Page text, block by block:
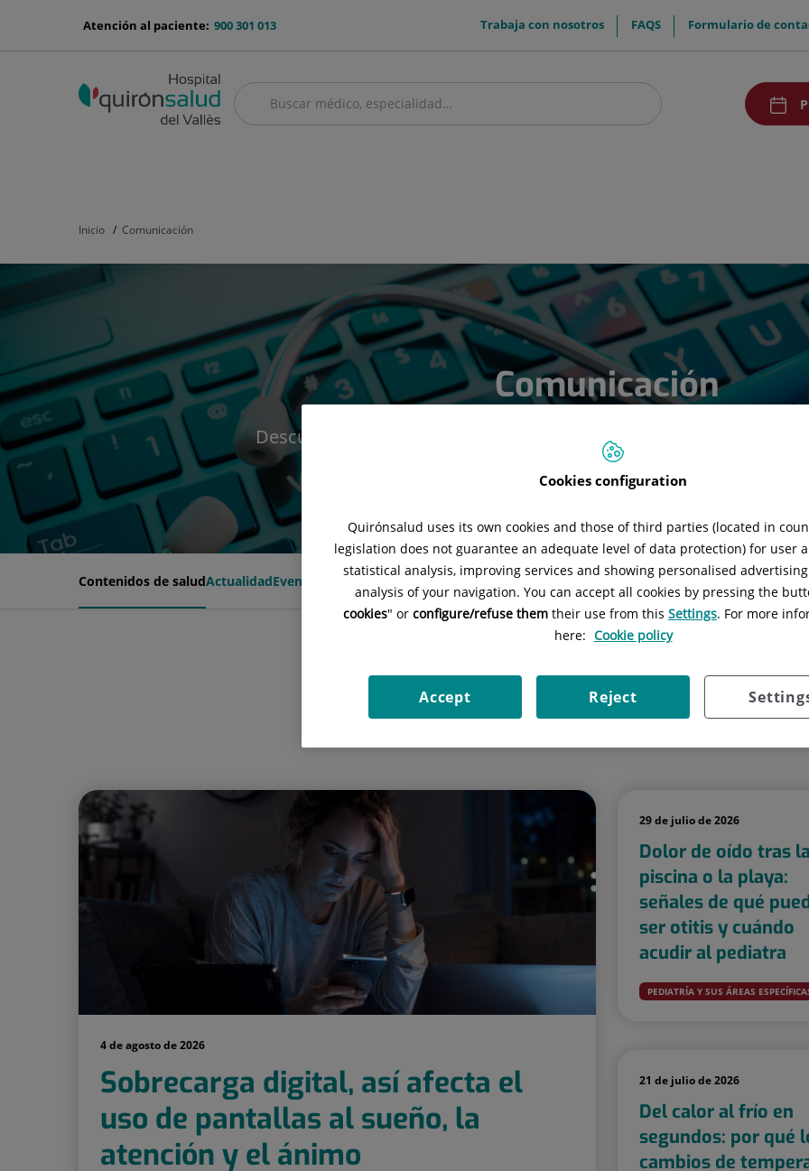
menu-
900 301 013
Atención al paciente: menuTop
Trabaja con nosotros FAQS Formulario de
BuscarBuscar
Inicio Comunicación
Comunicación
Descubre las últimas noticias médicas y consejos de bienestar
Contenidos de saludActualidadEventos
Contenidos de salud
4 de agosto de 2026
Sobrecarga digital, así afecta el
uso de pantallas al sueño, la
atención y el ánimo
29 de julio de 2026
Dolor de oído tras la
piscina o la playa:
señales de qué
ser otitis y cuándo
acudir al pediatra
PEDIATRÍA Y SUS ÁREAS
21 de julio de 2026
Del calor al frío en
segundos: por qué
cambios de
Cookies configuration
Quirónsalud uses its own cookies and those of third parties (located in
legislation does not guarantee an adequate level of data protection) for user
statistical analysis, improving services and showing personalised
analysis of your navigation. You can accept all cookies by pressing the
cookies" or configure/refuse them their use from this Settings. For more
here: Cookie policy
Reject
Accept